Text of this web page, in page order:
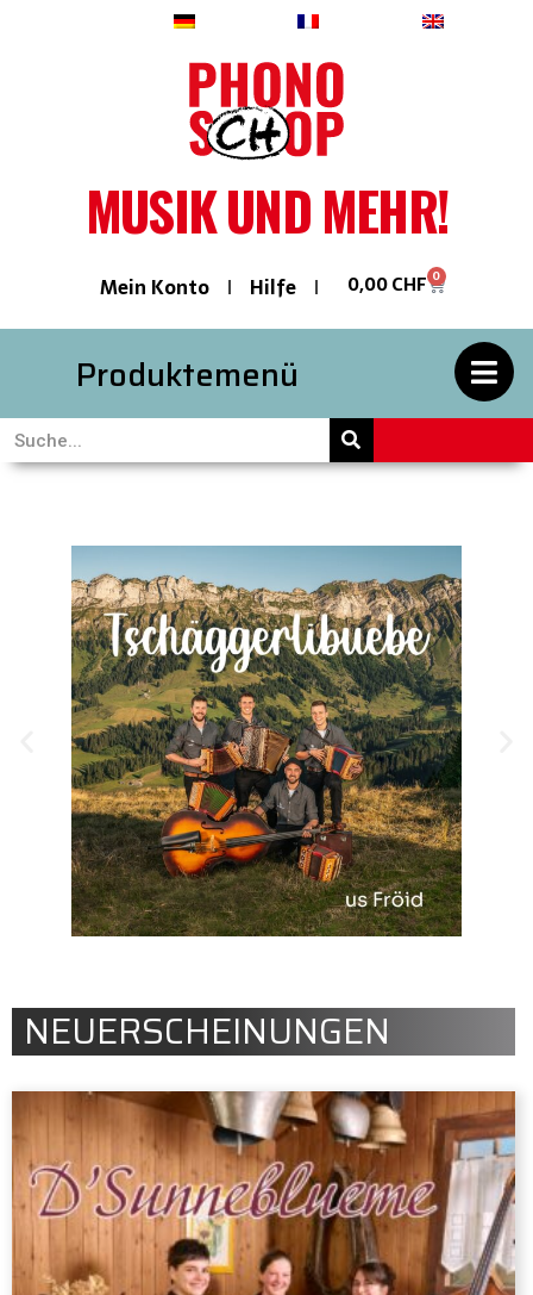
MUSIK UND MEHR!
Mein Konto Hilfe 0,00CHF 0
Produktemenü
NEUERSCHEINUNGEN